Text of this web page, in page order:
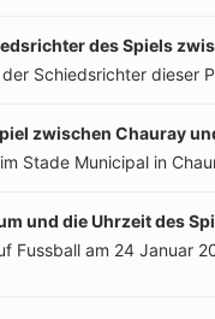
des Spiels
Schiedsrichter dieser
zwischen Chauray
Stade Municipal in
und die Uhrzeit des
Fussball am 24 Januar